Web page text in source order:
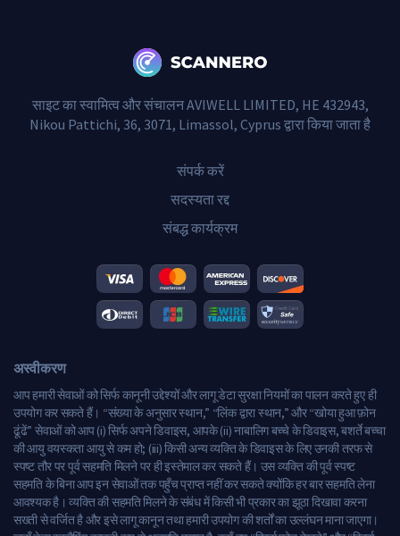
साइट का स्वामित्व और संचालन AVIWELL LIMITED, HE 432943,
Nikou Pattichi, 36, 3071, Limassol, Cyprus द्वारा किया जाता है
संपर्क करें
सदस्यता रद्द
संबद्ध कार्यक्रम
अस्वीकरण
आप हमारी सेवाओं को सिर्फ कानूनी उद्देश्यों और लागू डेटा सुरक्षा नियमों का पालन करते हुए ही
उपयोग कर सकते हैं। “संख्या के अनुसार स्थान,” “लिंक द्वारा स्थान,” और “खोया हुआ फ़ोन
ढूंढें” सेवाओं को आप (i) सिर्फ अपने डिवाइस, आपके (ii) नाबालिग बच्चे के डिवाइस, बशर्ते बच्चा
की आयु वयस्कता आयु से कम हो; (iii) किसी अन्य व्यक्ति के डिवाइस के लिए उनकी तरफ से
स्पष्ट तौर पर पूर्व सहमति मिलने पर ही इस्तेमाल कर सकते हैं। उस व्यक्ति की पूर्व स्पष्ट
सहमति के बिना आप इन सेवाओं तक पहुँच प्राप्त नहीं कर सकते क्योंकि हर बार सहमति लेना
आवश्यक है। व्यक्ति की सहमति मिलने के संबंध में किसी भी प्रकार का झूठा दिखावा करना
सख्ती से वर्जित है और इसे लागू कानून तथा हमारी उपयोग की शर्तों का उल्लंघन माना जाएगा।